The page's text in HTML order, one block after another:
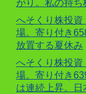
がり。私の持ち
へそくり株投
場。寄り付き
放置する夏休み
へそくり株投
場。寄り付き
は連続上昇。日